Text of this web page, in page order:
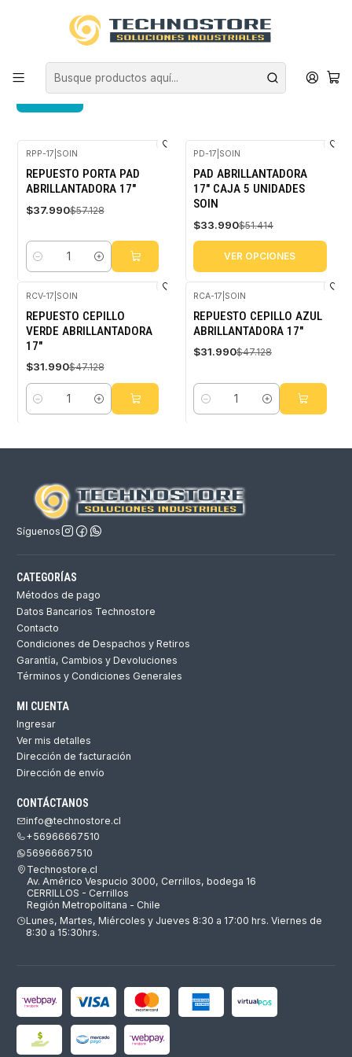
ASEO INDUSTRIAL
REPUESTOS
-34%
OFF
RPP-17 SOIN
REPUESTO PORTA PAD
ABRILLANTADORA 17"
$37.990$57.128
Cantidad
-34%
OFF
PD-17 SOIN
PAD ABRILLANTADORA
17" CAJA 5 UNIDADES
SOIN
$33.990$51.414
VER OPCIONES
-32%
OFF
RCV-17 SOIN
REPUESTO CEPILLO
VERDE ABRILLANTADORA
17"
$31.990$47.128
Cantidad
-32%
OFF
RCA-17 SOIN
REPUESTO CEPILLO AZUL
ABRILLANTADORA 17"
$31.990$47.128
Cantidad
Síguenos
CATEGORÍAS
Métodos de pago
Datos Bancarios Technostore
Contacto
Condiciones de Despachos y Retiros
Garantía, Cambios y Devoluciones
Términos y Condiciones Generales
MI CUENTA
Ingresar
Ver mis detalles
Dirección de facturación
Dirección de envío
CONTÁCTANOS
info@technostore.cl
+56966667510
56966667510
Technostore.cl
Av. Américo Vespucio 3000, Cerrillos, bodega 16
CERRILLOS - Cerrillos
Región Metropolitana - Chile
Lunes, Martes, Miércoles y Jueves 8:30 a 17:00 hrs. Viernes de
8:30 a 15:30hrs.